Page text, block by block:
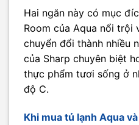
Hai ngăn này có mục
Room của Aqua nổi trội
chuyển đổi thành nhiều
của Sharp chuyên biệt
thực phẩm tươi sống ở
độ C.
Khi mua tủ lạnh Aqua